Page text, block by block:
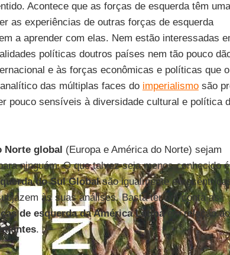
Acontece que as forças de esquerda têm uma
as experiências de outras forças de esquerda
a aprender com elas. Nem estão interessadas
políticas doutros países nem tão pouco
e às forças econômicas e políticas que o
das múltiplas faces do imperialismosão
pouco sensíveis à diversidade cultural e política
Norte global (Europa e América do Norte) sejam
ninguém. O que talvez seja menos conhecido
do Sul Globalsão igualmente
às suas análises. Basta ter em conta as
de esquerda da América Latinaem relação
.